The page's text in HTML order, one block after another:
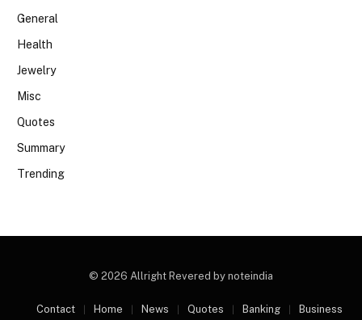
General
Health
Jewelry
Misc
Quotes
Summary
Trending
© 2026 Allright Revered by noteindia
Contact Home News Quotes Banking Business